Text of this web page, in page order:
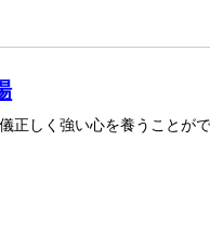
しく強い心を養うことが